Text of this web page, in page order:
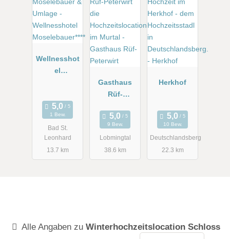
Wellnesshot
el
1 Bew.
Bad St.
Leonhard
13.7 km
Gasthaus
Rüf-
9 Bew.
Lobmingtal
38.6 km
Herkhof
10 Bew.
Deutschlandsberg
22.3 km
Alle Angaben zu Winterhochzeitslocation Schloss